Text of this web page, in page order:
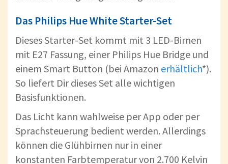
Das Philips Hue White Starter-Set
Dieses Starter-Set kommt mit 3 LED-Birnen
mit E27 Fassung, einer Philips Hue Bridge und
einem Smart Button (bei Amazon erhältlich*).
So liefert Dir dieses Set alle wichtigen
Basisfunktionen.
Das Licht kann wahlweise per App oder per
Sprachsteuerung bedient werden. Allerdings
können die Glühbirnen nur in einer
konstanten Farbtemperatur von 2.700 Kelvin